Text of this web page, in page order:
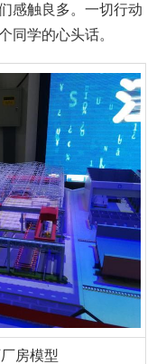
感触良多。一切行动
同学的心头话。
房模型